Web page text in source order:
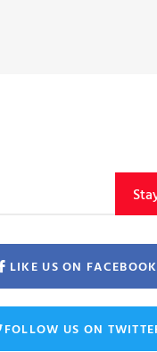
LIKE US ON FACEBOOK
FOLLOW US ON